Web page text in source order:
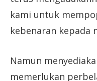
kami untuk
kebenaran kepada
Namun
memerlukan